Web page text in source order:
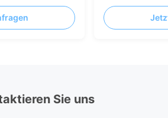
Pitch
Sie uns